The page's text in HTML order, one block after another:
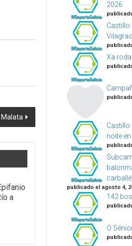
Malata
a
2026
Castillo
Xa
Castillo
noite
publicado el agosto 4,
142
O